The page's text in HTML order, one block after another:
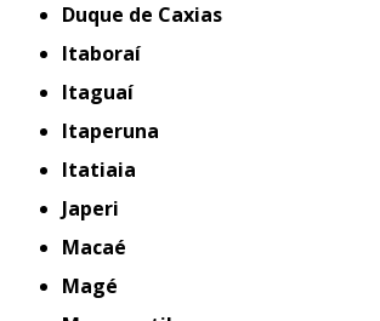
Duque de Caxias
Itaboraí
Itaguaí
Itaperuna
Itatiaia
Japeri
Macaé
Magé